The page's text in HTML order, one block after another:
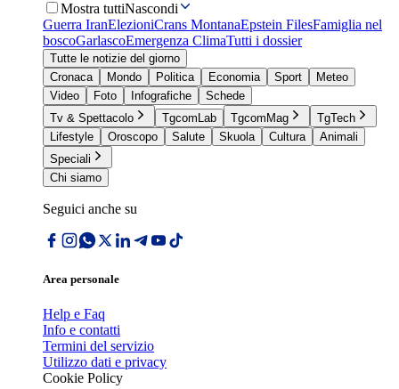
Mostra tuttiNascondi
Guerra IranElezioniCrans MontanaEpstein FilesFamiglia nel
boscoGarlascoEmergenza ClimaTutti i dossier
Tutte le notizie del giorno
Cronaca
Mondo Politica Economia Sport
Meteo
Video
Foto Infografiche
Schede
Tv & Spettacolo
TgcomLab TgcomMag
TgTech
Lifestyle
Oroscopo Salute Skuola Cultura
Animali
Speciali
Chi siamo
Seguici anche su
Area personale
Help e Faq
Info e contatti
Termini del servizio
Utilizzo dati e privacy
Cookie Policy